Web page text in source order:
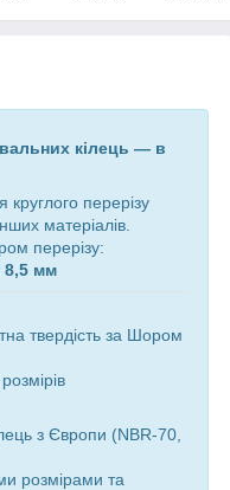
кілець — в
перерізу
матеріалів.
перерізу:
8,5 мм
твердість за Шором
з Європи (NBR-70,
розмірами та